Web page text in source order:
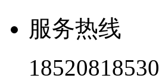
服务热线
18520818530